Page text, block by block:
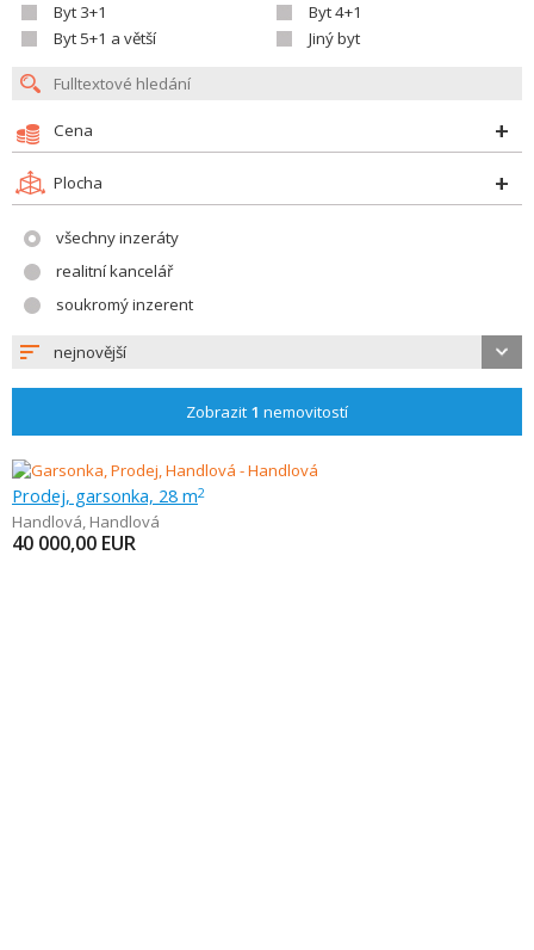
Byt 3+1
Byt 4+1
Byt 5+1 a větší
Jiný byt
Cena
Plocha
všechny inzeráty
realitní kancelář
soukromý inzerent
nejnovější
Zobrazit 1 nemovitostí
Prodej, garsonka, 28 m2
Handlová, Handlová
40 000,00 EUR